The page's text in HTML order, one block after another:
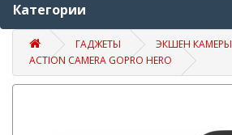
Категории
ГАДЖЕТЫ
ЭКШЕН КАМЕРЫ
ACTION CAMERA GOPRO HERO